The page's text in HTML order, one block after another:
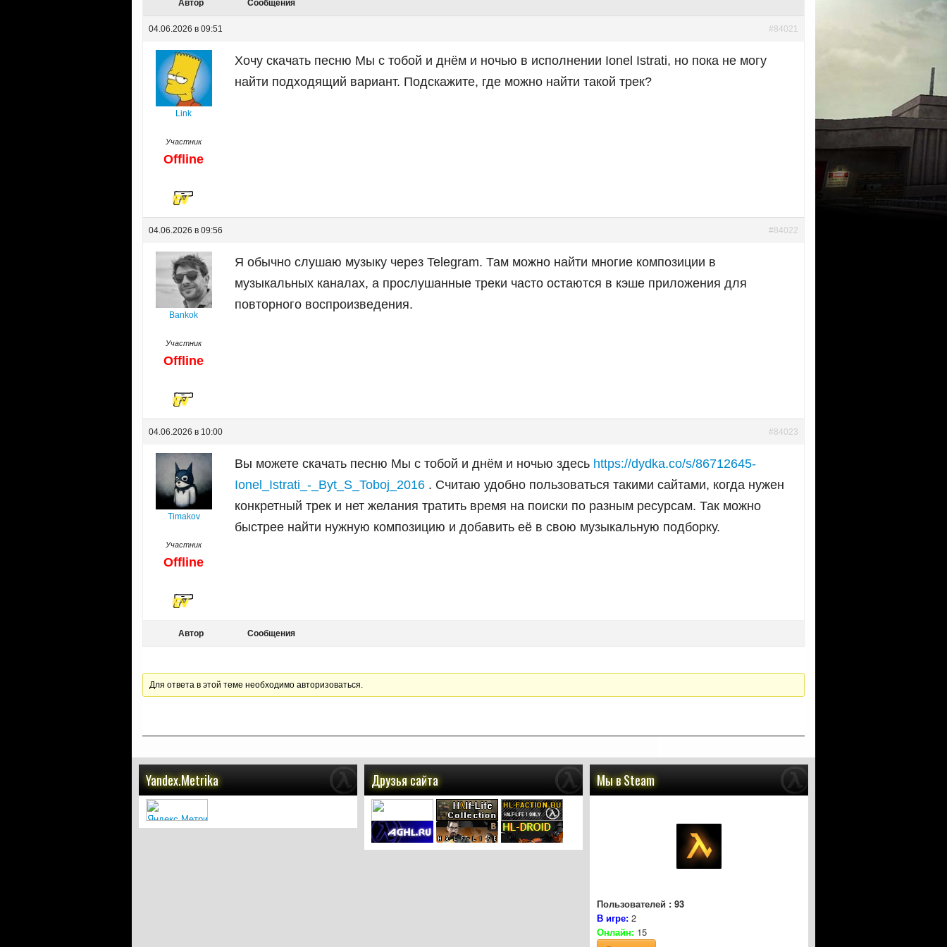
Автор Сообщения
04.06.2026 в 09:51 #84021
Link
Участник
Offline
Хочу скачать песню Мы с тобой и днём и ночью в исполнении Ionel Istrati, но пока не могу
найти подходящий вариант. Подскажите, где можно найти такой трек?
04.06.2026 в 09:56 #84022
Bankok
Участник
Offline
Я обычно слушаю музыку через Telegram. Там можно найти многие композиции в
музыкальных каналах, а прослушанные треки часто остаются в кэше приложения для
повторного воспроизведения.
04.06.2026 в 10:00 #84023
Timakov
Участник
Offline
Вы можете скачать песню Мы с тобой и днём и ночью здесь https://dydka.co/s/86712645-
Ionel_Istrati_-_Byt_S_Toboj_2016 . Считаю удобно пользоваться такими сайтами, когда нужен
конкретный трек и нет желания тратить время на поиски по разным ресурсам. Так можно
быстрее найти нужную композицию и добавить её в свою музыкальную подборку.
Автор Сообщения
Для ответа в этой теме необходимо авторизоваться.
Yandex.Metrika Друзья сайта Мы в Steam
Пользователей : 93
В игре: 2
Онлайн: 15